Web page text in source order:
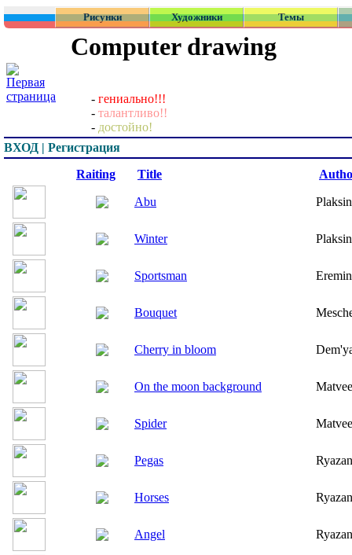
Рисунки Художники Темы
Computer drawing
- гениально!!!
- талантливо!!
- достойно!
ВХОД | Регистрация
Raiting Title
Abu
Winter
Sportsman
Bouquet
Cherry in bloom
On the moon background
Spider
Pegas
Horses
Angel